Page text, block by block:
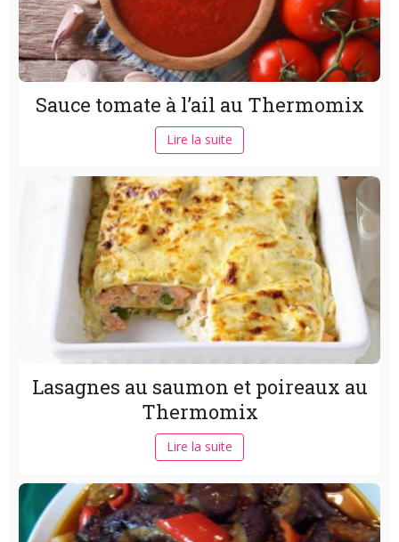
Sauce tomate à l’ail au Thermomix
Lire la suite
Lasagnes au saumon et poireaux au
Thermomix
Lire la suite